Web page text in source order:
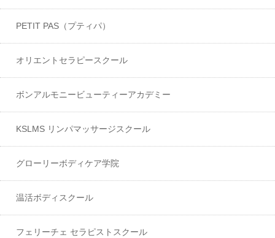
PETIT PAS（プティパ）
オリエントセラピースクール
ボンアルモニービューティーアカデミー
KSLMS リンパマッサージスクール
グローリーボディケア学院
温活ボディスクール
フェリーチェ セラピストスクール